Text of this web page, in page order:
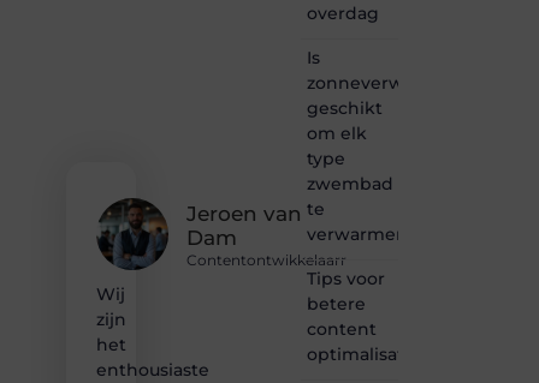
Jeroen van
Dam
Contentontwikkelaarr
Wij
zijn
het
enthousiaste
overdag
Is
zonneverwarming
geschikt
om elk
type
zwembad
te
verwarmen?
Tips voor
betere
content
optimalisatie